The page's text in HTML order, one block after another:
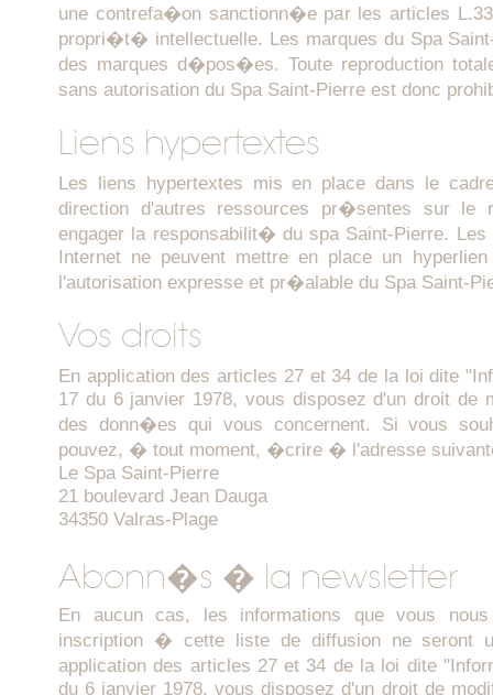
une contrefa�on sanctionn�e par les articles
propri�t� intellectuelle. Les marques du Spa
des marques d�pos�es. Toute reproduction
sans autorisation du Spa Saint-Pierre est donc
Liens hypertextes
Les liens hypertextes mis en place dans le
direction d'autres ressources pr�sentes sur le
engager la responsabilit� du spa Saint-Pierre.
Internet ne peuvent mettre en place un
l'autorisation expresse et pr�alable du Spa Saint-
Vos droits
En application des articles 27 et 34 de la loi dite
17 du 6 janvier 1978, vous disposez d'un droit de
des donn�es qui vous concernent. Si vous
pouvez, � tout moment, �crire � l'adresse
Le Spa Saint-Pierre
21 boulevard Jean Dauga
34350 Valras-Plage
Abonn�s � la newsletter
En aucun cas, les informations que vous
inscription � cette liste de diffusion ne
application des articles 27 et 34 de la loi dite
du 6 janvier 1978, vous disposez d'un droit de